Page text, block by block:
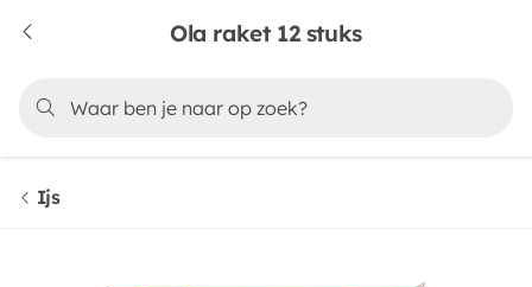
Ola raket 12 stuks
Ijs